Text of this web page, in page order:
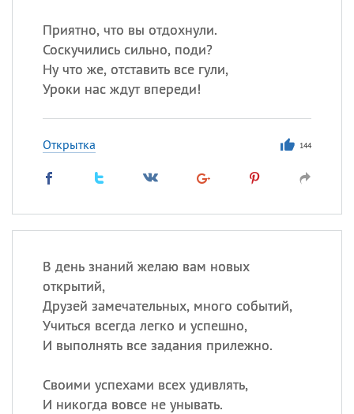
Приятно, что вы отдохнули.
Соскучились сильно, поди?
Ну что же, отставить все гули,
Уроки нас ждут впереди!
Открытка 144
В день знаний желаю вам новых
открытий,
Друзей замечательных, много событий,
Учиться всегда легко и успешно,
И выполнять все задания прилежно.
Своими успехами всех удивлять,
И никогда вовсе не унывать.